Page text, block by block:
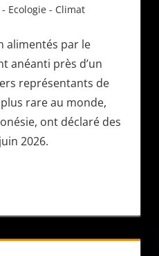
Ecologie - Climat
alimentés par le
anéanti près d’un
représentants de
rare au monde,
ont déclaré des
2026.